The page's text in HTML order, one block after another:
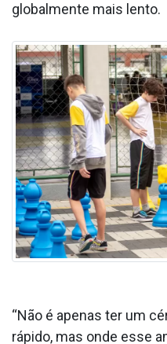
globalmente mais lento.
“Não é apenas ter um
rápido, mas onde esse